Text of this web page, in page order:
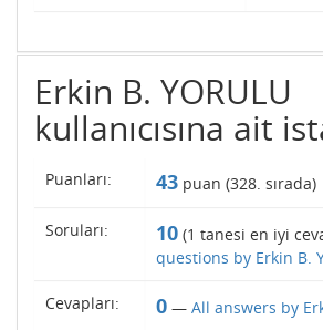
Erkin B. YORULU
kullanıcısına ait
Puanları: 43 puan (328. sırada)
Soruları: 10 (1 tanesi en iyi
questions by Erkin B.
Cevapları: 0 — All answers by